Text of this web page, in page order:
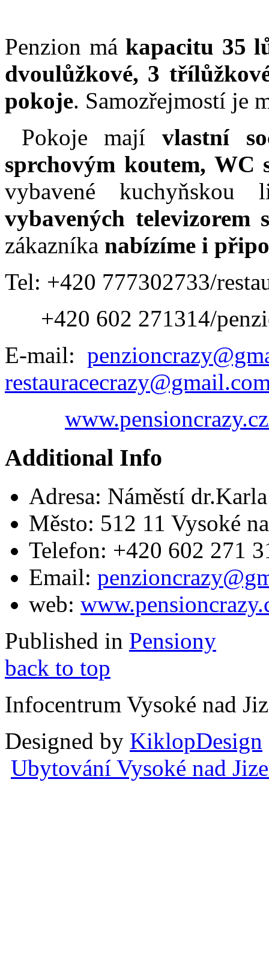
Penzion má kapacitu 35
dvoulůžkové, 3
pokoje. Samozřejmostí je
Pokoje majívlastní
sprchovým koutem, WC
vybavené
vybavených televizorem
zákazníka nabízíme i
Tel: +420 777302733/
+420 602 271314/
E-mail:
Additional Info
Adresa: Náměstí
Město: 512 11 Vysoké
Telefon: +420 602 271
Email:
web:
Published in Pensiony
back to top
Infocentrum Vysoké nad
Designed by KiklopDesign
Ubytování Vysoké nad